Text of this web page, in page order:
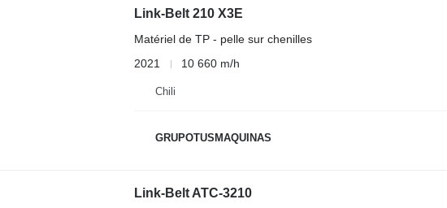
Link-Belt 210 X3E
Matériel de TP - pelle sur chenilles
2021
10 660 m/h
Chili
GRUPOTUSMAQUINAS
Link-Belt ATC-3210